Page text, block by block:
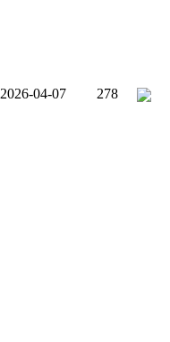
2026-04-07 278